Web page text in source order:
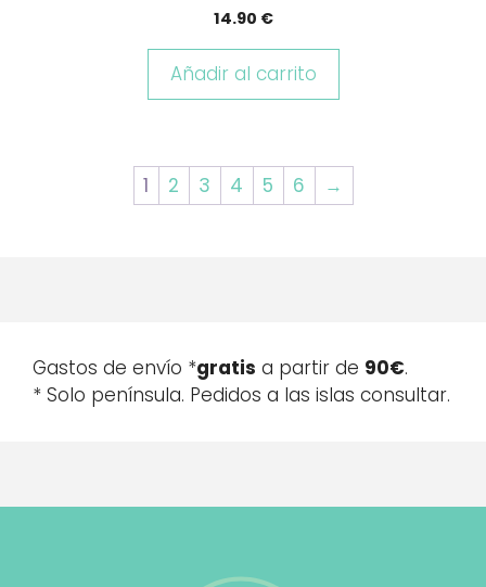
14.90 €
Añadir al carrito
1 2 3 4 5 6 →
Gastos de envío *gratis a partir de 90€.
* Solo península. Pedidos a las islas consultar.